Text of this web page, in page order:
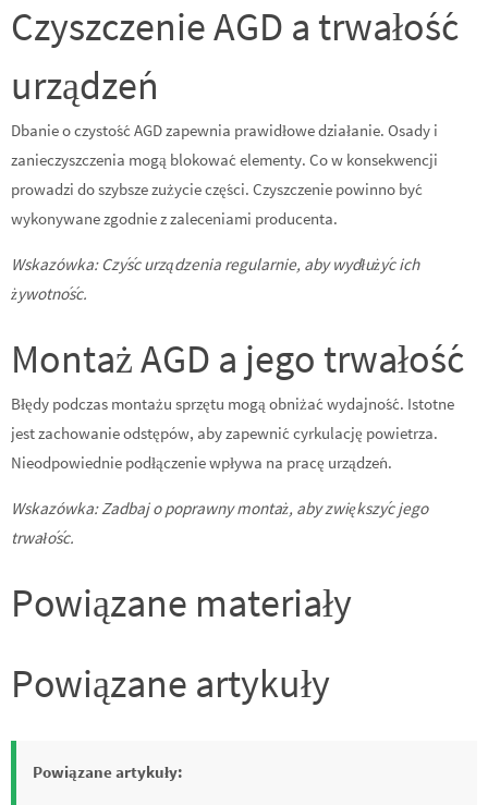
Czyszczenie AGD a trwałość
urządzeń
Dbanie o czystość AGD zapewnia prawidłowe działanie. Osady i
zanieczyszczenia mogą blokować elementy. Co w konsekwencji
prowadzi do szybsze zużycie części. Czyszczenie powinno być
wykonywane zgodnie z zaleceniami producenta.
Wskazówka: Czyść urządzenia regularnie, aby wydłużyć ich
żywotność.
Montaż AGD a jego trwałość
Błędy podczas montażu sprzętu mogą obniżać wydajność. Istotne
jest zachowanie odstępów, aby zapewnić cyrkulację powietrza.
Nieodpowiednie podłączenie wpływa na pracę urządzeń.
Wskazówka: Zadbaj o poprawny montaż, aby zwiększyć jego
trwałość.
Powiązane materiały
Powiązane artykuły
Powiązane artykuły: